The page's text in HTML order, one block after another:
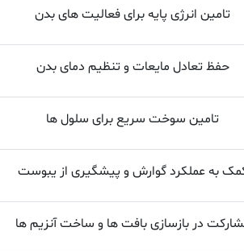
تامین انرژی پایه برای فعالیت‌ های بدن
حفظ تعادل مایعات و تنظیم دمای بدن
تامین سوخت سریع برای سلول‌ ها
به عملکرد گوارش و پیشگیری از یبوست
در بازسازی بافت‌ ها و ساخت آنزیم ‌ها